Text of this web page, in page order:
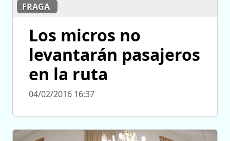
FRAGA
Los micros no
levantarán pasajeros
en la ruta
04/02/2016 16:37